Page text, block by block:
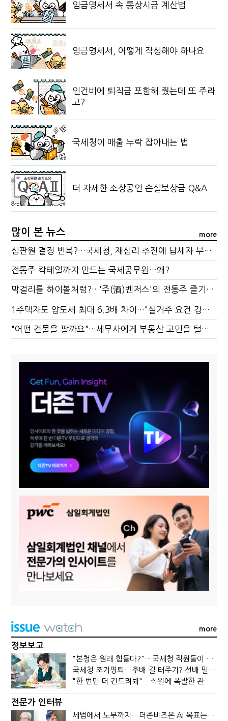
임금명세서 속 통상시급 계산법
임금명세서, 어떻게 작성해야 하나요
인건비에 퇴직금 포함해 줬는데 또 주라
고?
국세청이 매출 누락 잡아내는 법
더 자세한 소상공인 손실보상금 Q&A
많이 본 뉴스 more
심판원 결정 번복?…국세청, 재심리 추진에 납세자 부담 우려
전통주 칵테일까지 만드는 국세공무원…왜?
막걸리를 하이볼처럼?…'주(酒)벤저스'의 전통주 즐기는 법
1주택자도 양도세 최대 6.3배 차이…"실거주 요건 강화하자"
"어떤 건물을 팔까요"…세무사에게 부동산 고민을 털어놓는 이유
more
정보보고
"본청은 원래 힘들다?"…국세청 직원들이 떠나는 이유
국세청 조기명퇴…후배 길 터주기? 선배 밀어내기?
"한 번만 더 건드려봐"…직원에 폭발한 관세청장, 왜?
전문가 인터뷰
세법에서 노무까지…더존비즈온 AI 목표는 '전문가의 시간'